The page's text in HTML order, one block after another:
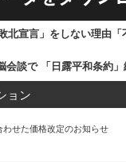
北宣言」をしない理由
会談で 「日露平和条約
ョン
せた価格改定のお知らせ